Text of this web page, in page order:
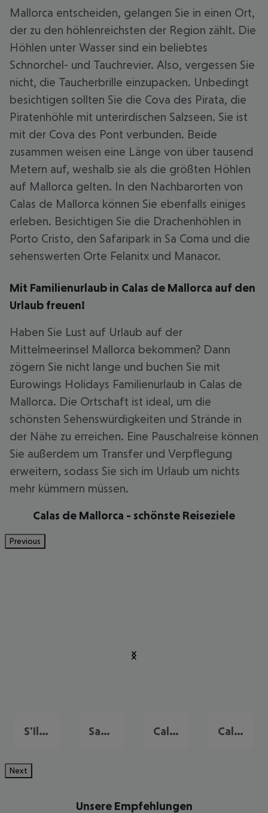
Mallorca entscheiden, gelangen Sie in einen Ort,
der zu den höhlenreichsten der Region zählt. Die
Höhlen unter Wasser sind ein beliebtes
Schnorchel- und Tauchrevier. Also, vergessen Sie
nicht, die Taucherbrille einzupacken. Unbedingt
besichtigen sollten Sie die Cova des Pirata, die
Piratenhöhle mit unterirdischen Salzseen. Sie ist
mit der Cova des Pont verbunden. Beide
zusammen weisen eine Länge von über tausend
Metern auf, weshalb sie als die größten Höhlen
auf Mallorca gelten. In den Nachbarorten von
Calas de Mallorca können Sie ebenfalls einiges
erleben. Besichtigen Sie die Drachenhöhlen in
Porto Cristo, den Safaripark in Sa Coma und die
sehenswerten Orte Felanitx und Manacor.
Mit Familienurlaub in Calas de Mallorca auf den
Urlaub freuen!
Haben Sie Lust auf Urlaub auf der
Mittelmeerinsel Mallorca bekommen? Dann
zögern Sie nicht lange und buchen Sie mit
Eurowings Holidays Familienurlaub in Calas de
Mallorca. Die Ortschaft ist ideal, um die
schönsten Sehenswürdigkeiten und Strände in
der Nähe zu erreichen. Eine Pauschalreise können
Sie außerdem um Transfer und Verpflegung
erweitern, sodass Sie sich im Urlaub um nichts
mehr kümmern müssen.
Calas de Mallorca - schönste Reiseziele
Previous
S'Illot Santa Ponsa Cala d'Or Cala Millor
Next
Unsere Empfehlungen